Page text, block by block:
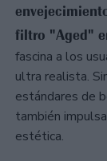
filtro "Aged"
fascina a los
ultra realista.
estándares de
también
estética.